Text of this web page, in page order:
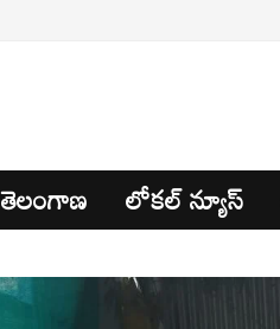
తెలంగాణ లోకల్ న్యూస్